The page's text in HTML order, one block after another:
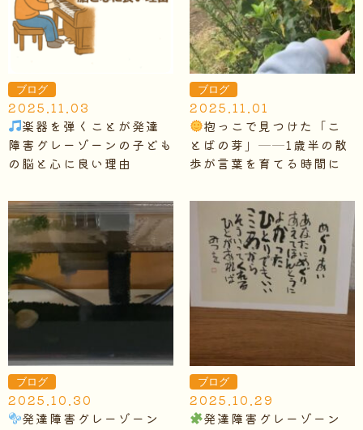
ブログ
2025.11.03
楽器を弾くことが発達
障害グレーゾーンの子ども
の脳と心に良い理由
ブログ
2025.11.01
抱っこで見つけた「こ
とばの芽」──1歳半の散
歩が言葉を育てる時間に
ブログ
2025.10.30
発達障害グレーゾーン
ブログ
2025.10.29
発達障害グレーゾーン